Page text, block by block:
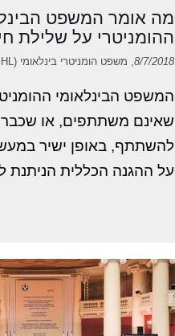
מה אומר המשפט
ההומניטרי על שלילת
8/7/2018, משפט הומניטרי בינלאומי (IHL)
המשפט הבינלאומי
שאינם משתתפים, או שכבר
להשתתף, באופן ישיר
על ההגנה הכללית הניתנת